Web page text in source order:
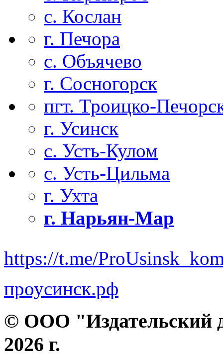
с. Кослан
г. Печора
с. Объячево
г. Сосногорск
пгт. Троицко-
г. Усинск
с. Усть-Кулом
с. Усть-Цильма
г. Ухта
г. Нарьян-Мар
https://t.me/
проусинск.рф
© ООО "Издательский
2026 г.